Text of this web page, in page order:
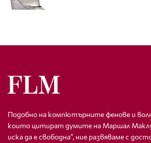
Подобно на компютърните фенове и
които цитират думите на Маршал
иска да е свободна”, ние развяваме с